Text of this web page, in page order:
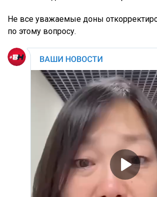
Не все уважаемые доны
по этому вопросу.